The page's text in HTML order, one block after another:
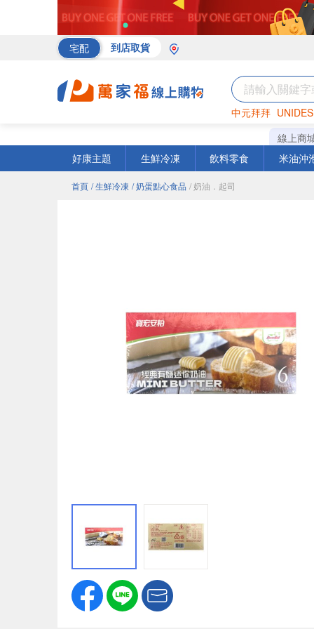
宅配 到店取貨
中元拜拜
巧克力 罐頭
線上商
好康主題
生鮮冷凍 飲料零食 米油沖
首頁 / 生鮮冷凍 / 奶蛋點心食品 / 奶油．起司